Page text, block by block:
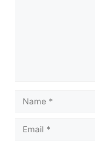
Name
Email